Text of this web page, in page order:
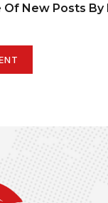
Of New Posts By